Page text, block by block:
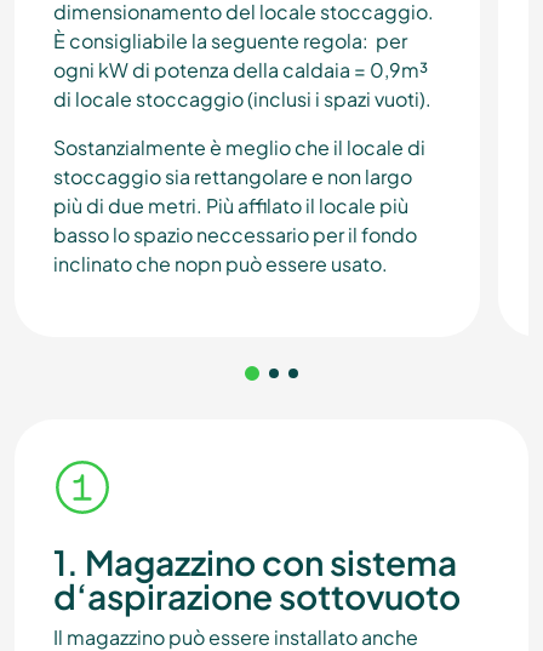
dimensionamento del locale stoccaggio.
È consigliabile la seguente regola: per
ogni kW di potenza della caldaia = 0,9m³
di locale stoccaggio (inclusi i spazi vuoti).
Sostanzialmente è meglio che il locale di
stoccaggio sia rettangolare e non largo
più di due metri. Più affilato il locale più
basso lo spazio neccessario per il fondo
inclinato che nopn può essere usato.
1. Magazzino con sistema
d‘aspirazione sottovuoto
Il magazzino può essere installato anche